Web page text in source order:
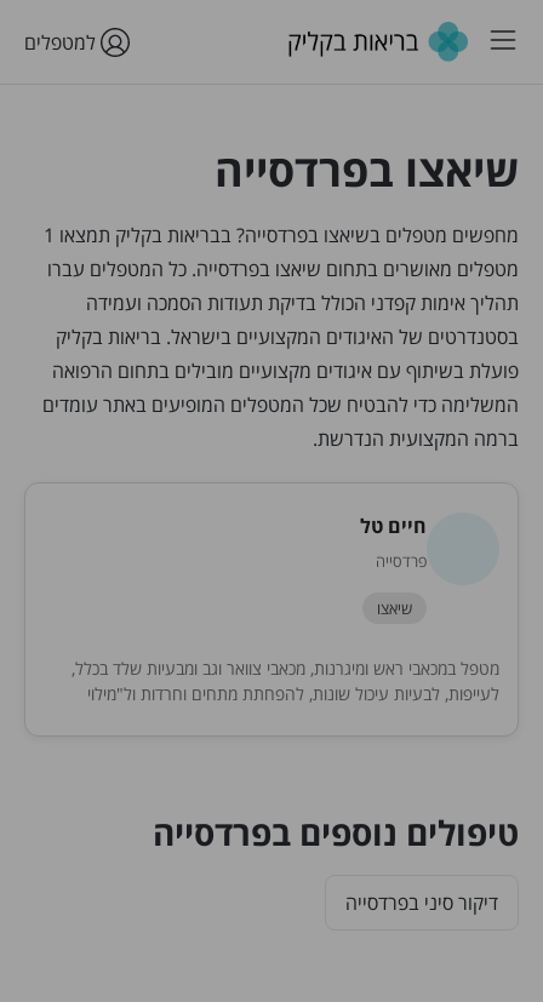
למטפלים
שיאצו בפרדסייה
מחפשים מטפלים בשיאצו בפרדסייה? בבריאות בקליק תמצאו 1
מטפלים מאושרים בתחום שיאצו בפרדסייה. כל המטפלים עברו
תהליך אימות קפדני הכולל בדיקת תעודות הסמכה ועמידה
בסטנדרטים של האיגודים המקצועיים בישראל. בריאות בקליק
פועלת בשיתוף עם איגודים מקצועיים מובילים בתחום הרפואה
המשלימה כדי להבטיח שכל המטפלים המופיעים באתר עומדים
ברמה המקצועית הנדרשת.
חיים טל
פרדסייה
שיאצו
מטפל במכאבי ראש ומיגרנות, מכאבי צוואר וגב ומבעיות שלד בכלל,
לעייפות, לבעיות עיכול שונות, להפחתת מתחים וחרדות ול"מילוי
טיפולים נוספים בפרדסייה
דיקור סיני בפרדסייה